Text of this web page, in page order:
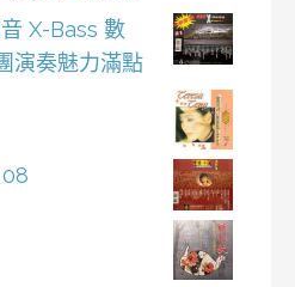
X-Bass 數
演奏魅力滿點